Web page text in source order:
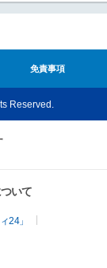
免責事項
Reserved.
いて
24」